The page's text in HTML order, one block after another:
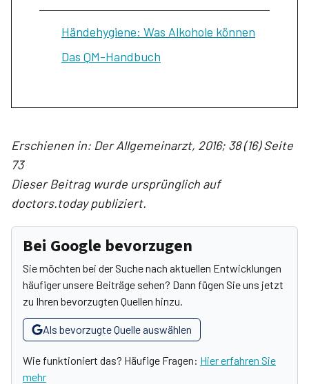
Händehygiene: Was Alkohole können
Das QM-Handbuch
Erschienen in: Der Allgemeinarzt, 2016; 38 (16) Seite
73
Dieser Beitrag wurde ursprünglich auf
doctors.today publiziert.
Bei Google bevorzugen
Sie möchten bei der Suche nach aktuellen Entwicklungen
häufiger unsere Beiträge sehen? Dann fügen Sie uns jetzt
zu Ihren bevorzugten Quellen hinzu.
Als bevorzugte Quelle auswählen
Wie funktioniert das? Häufige Fragen: Hier erfahren Sie
mehr